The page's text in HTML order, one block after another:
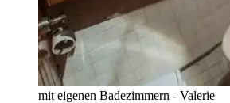
mit eigenen Badezimmern - Valerie